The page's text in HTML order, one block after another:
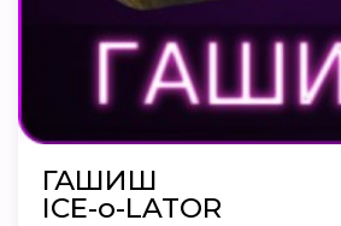
ГАШИШ
ICE-o-LATOR